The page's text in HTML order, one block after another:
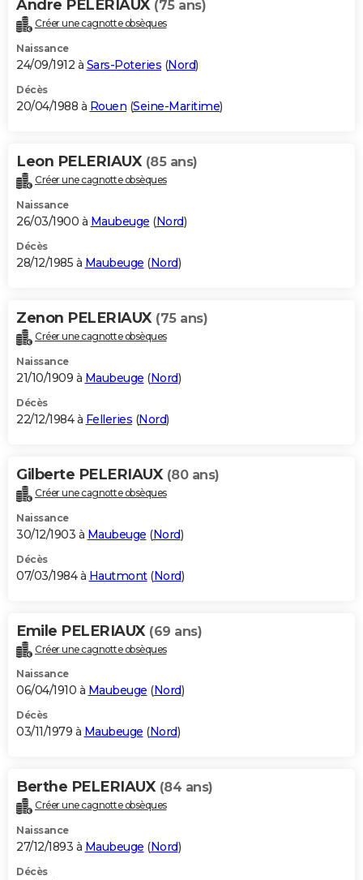
Andre PELERIAUX (75 ans)
Créer une cagnotte obsèques
Naissance
24/09/1912 à Sars-Poteries (Nord)
Décès
20/04/1988 à Rouen (Seine-Maritime)
Leon PELERIAUX (85 ans)
Créer une cagnotte obsèques
Naissance
26/03/1900 à Maubeuge (Nord)
Décès
28/12/1985 à Maubeuge (Nord)
Zenon PELERIAUX (75 ans)
Créer une cagnotte obsèques
Naissance
21/10/1909 à Maubeuge (Nord)
Décès
22/12/1984 à Felleries (Nord)
Gilberte PELERIAUX (80 ans)
Créer une cagnotte obsèques
Naissance
30/12/1903 à Maubeuge (Nord)
Décès
07/03/1984 à Hautmont(Nord)
Emile PELERIAUX (69 ans)
Créer une cagnotte obsèques
Naissance
06/04/1910 à Maubeuge (Nord)
Décès
03/11/1979 à Maubeuge (Nord)
Berthe PELERIAUX (84 ans)
Créer une cagnotte obsèques
Naissance
27/12/1893 à Maubeuge (Nord)
Décès